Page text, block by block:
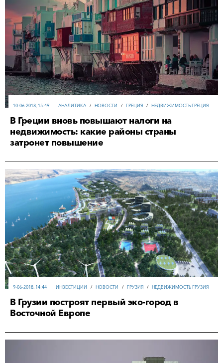
АНАЛИТИКА / НОВОСТИ / ГРЕЦИЯ / НЕДВИЖИМОСТЬ ГРЕЦИЯ
10-06-2018, 15:49
В Греции вновь повышают налоги на
недвижимость: какие районы страны
затронет повышение
ИНВЕСТИЦИИ / НОВОСТИ / ГРУЗИЯ / НЕДВИЖИМОСТЬ ГРУЗИЯ
9-06-2018, 14:44
В Грузии построят первый эко-город в
Восточной Европе